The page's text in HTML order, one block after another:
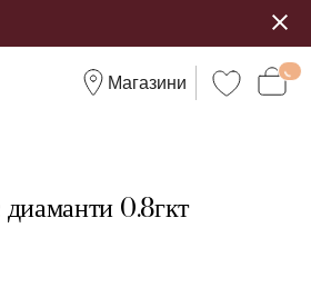
Магазини
0.8гкт